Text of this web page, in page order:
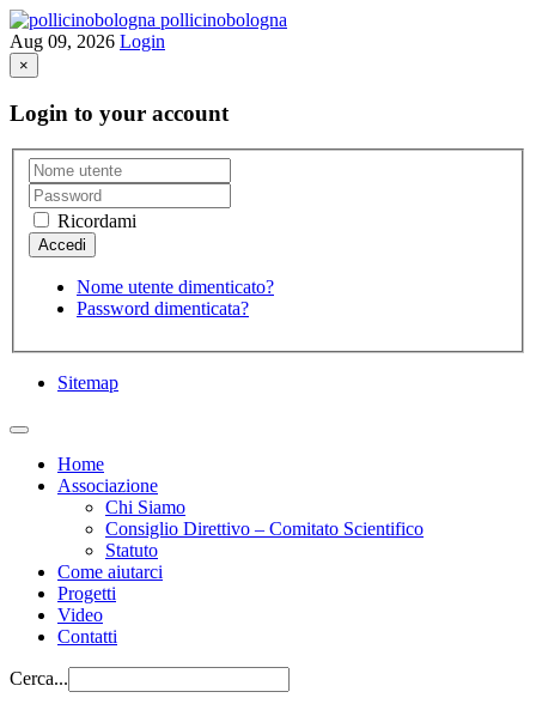
pollicinobologna
Aug 09, 2026 Login
×
Login to your account
Ricordami
Nome utente dimenticato?
Password dimenticata?
Sitemap
Home
Associazione
Chi Siamo
Consiglio Direttivo – Comitato Scientifico
Statuto
Come aiutarci
Progetti
Video
Contatti
Cerca...